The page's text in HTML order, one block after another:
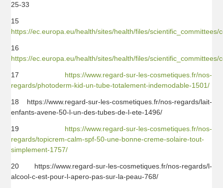
25-33
15
https://ec.europa.eu/health/sites/health/files/
16
https://ec.europa.eu/health/sites/health/files/
17 https://www.regard-sur-les-cosmetiques.fr/nos-
regards/photoderm-kid-un-tube-totalement-indemodable-1501/
18 https://www.regard-sur-les-cosmetiques.fr/nos-regards/lait-
enfants-avene-50-l-un-des-tubes-de-l-ete-1496/
19 https://www.regard-sur-les-cosmetiques.fr/nos-
regards/topicrem-calm-spf-50-une-bonne-creme-solaire-tout-
simplement-1757/
20 https://www.regard-sur-les-cosmetiques.fr/nos-regards/l-
alcool-c-est-pour-l-apero-pas-sur-la-peau-768/